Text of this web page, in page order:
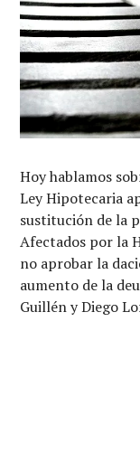
Hoy hablamos
Ley Hipotecaria
sustitución de la
Afectados por la
no aprobar la
aumento de la
Guillén y Diego